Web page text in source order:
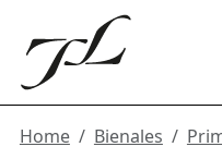
Home Bienales